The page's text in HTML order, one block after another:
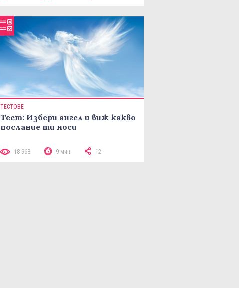
ТЕСТОВЕ
Тест: Избери ангел и виж какво
послание ти носи
18 968 9 мин 12